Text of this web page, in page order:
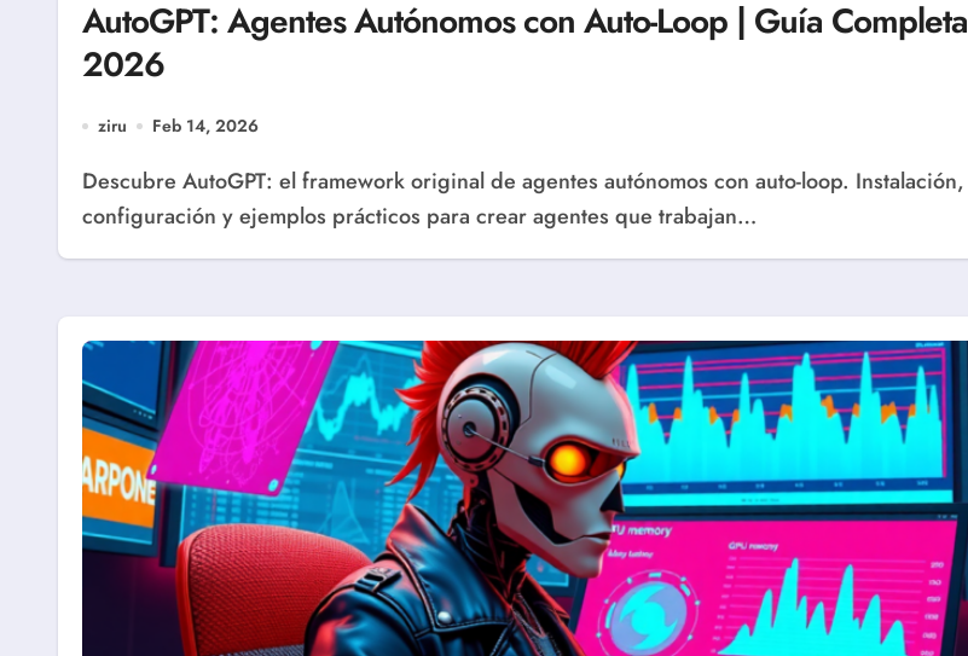
AutoGPT: Agentes Autónomos con Auto-Loop | Guía Completa
2026
ziru Feb 14, 2026
Descubre AutoGPT: el framework original de agentes autónomos con auto-loop. Instalación,
configuración y ejemplos prácticos para crear agentes que trabajan…